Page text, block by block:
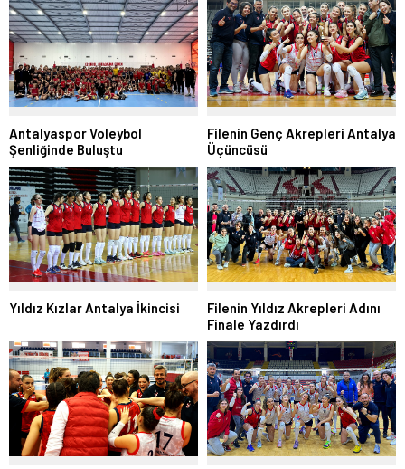
Antalyaspor Voleybol
Şenliğinde Buluştu
Filenin Genç Akrepleri Antalya
Üçüncüsü
Yıldız Kızlar Antalya İkincisi
Filenin Yıldız Akrepleri Adını
Finale Yazdırdı